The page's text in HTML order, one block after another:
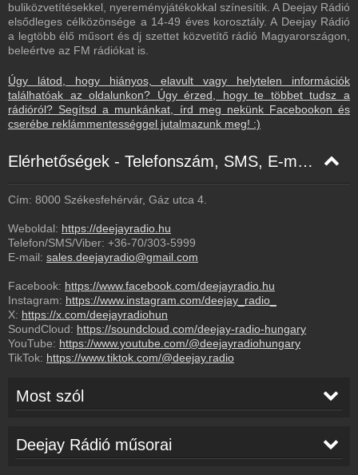
buliközvetítésekkel, nyereményjátékokkal színesítik. A Deejay Rádió
elsődleges célközönsége a 14-49 éves korosztály. A Deejay Rádió
a legtöbb élő műsort és dj szettet közvetítő rádió Magyarországon,
beleértve az FM rádiókat is.
Úgy látod, hogy hiányos, elavult vagy helytelen információk
találhatóak az oldalunkon? Úgy érzed, hogy te többet tudsz a
rádióról? Segítsd a munkánkat, írd meg nekünk Facebookon és
cserébe reklámmentességgel jutalmazunk meg! :)
Elérhetőségek - Telefonszám, SMS, E-mail, Facebook
Cím: 8000 Székesfehérvár, Gáz utca 4.
Weboldal: https://deejayradio.hu
Telefon/SMS/Viber: +36-70/303-5999
E-mail: sales.deejayradio@gmail.com
Facebook: https://www.facebook.com/deejayradio.hu
Instagram: https://www.instagram.com/deejay_radio_
X: https://x.com/deejayradiohun
SoundCloud: https://soundcloud.com/deejay-radio-hungary
YouTube: https://www.youtube.com/@deejayradiohungary
TikTok: https://www.tiktok.com/@deejay.radio
Most szól
Deejay Rádió műsorai